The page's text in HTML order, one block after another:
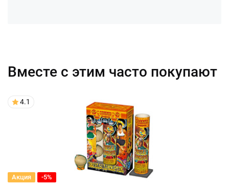
Вместе с этим часто покупают
4.1
Акция -5%